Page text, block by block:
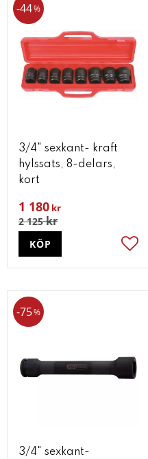
3/4" sexkant- kraft
hylssats, 8-delars,
kort
1 180 kr
2 125kr
44%
KÖP
3/4" sexkant-
75%